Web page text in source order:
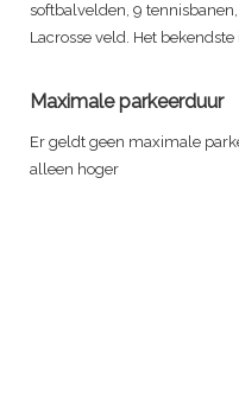
softbalvelden, 9
Lacrosse veld. Het
Maximale parkeerduur
Er geldt geen maximale
alleen hoger